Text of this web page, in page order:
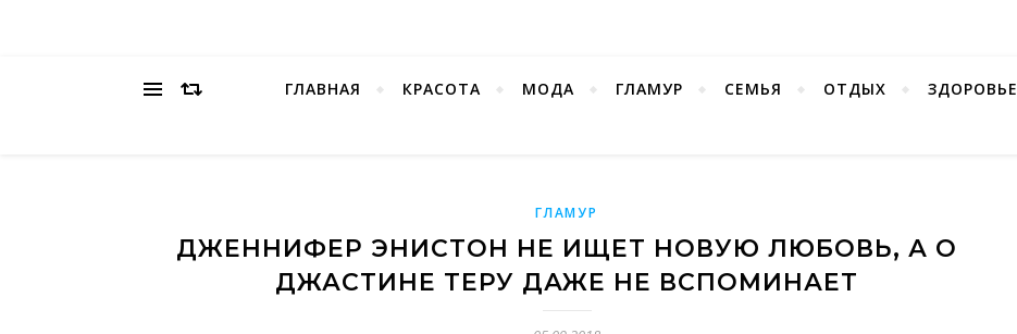
ГЛАВНАЯ КРАСОТА МОДА ГЛАМУР СЕМЬЯ ОТДЫХ ЗДОРОВЬЕ
ГЛАМУР
ДЖЕННИФЕР ЭНИСТОН НЕ ИЩЕТ НОВУЮ ЛЮБОВЬ, А О
ДЖАСТИНЕ ТЕРУ ДАЖЕ НЕ ВСПОМИНАЕТ